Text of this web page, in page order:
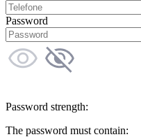
Password
Password strength:
The password must contain: